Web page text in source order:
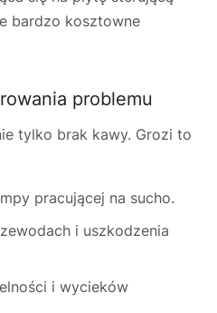
bardzo kosztowne
problemu
tylko brak kawy. Grozi to
pracującej na sucho.
i uszkodzenia
i wycieków